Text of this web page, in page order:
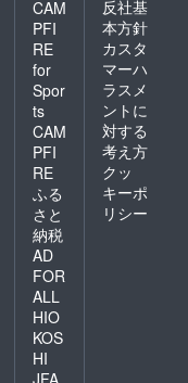
CAM
PFI
RE
for
Spor
ts
CAM
PFI
RE
ふる
さと
納税
AD
FOR
ALL
HIO
KOS
HI
JFA
反社基
本方針
カスタ
マーハ
ラスメ
ントに
対する
考え方
クッ
キーポ
リシー